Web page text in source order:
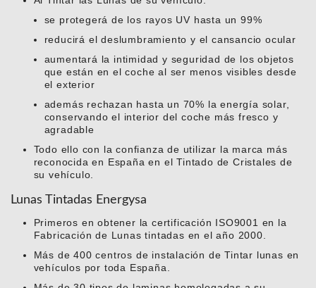
se protegerá de los rayos UV hasta un 99%
reducirá el deslumbramiento y el cansancio ocular
aumentará la intimidad y seguridad de los objetos
que están en el coche al ser menos visibles desde
el exterior
además rechazan hasta un 70% la energía solar,
conservando el interior del coche más fresco y
agradable
Todo ello con la confianza de utilizar la marca más
reconocida en España en el Tintado de Cristales de
su vehículo.
Lunas Tintadas Energysa
Primeros en obtener la certificación ISO9001 en la
Fabricación de Lunas tintadas en el año 2000.
Más de 400 centros de instalación de Tintar lunas en
vehículos por toda España.